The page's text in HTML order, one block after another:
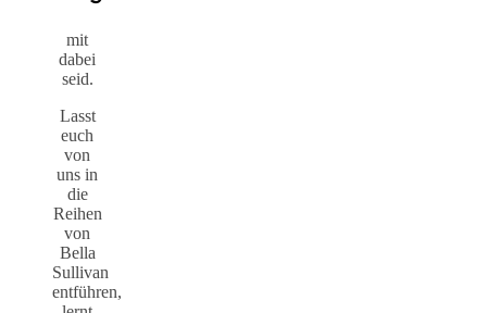
mit
dabei
seid.
Lasst
euch
von
uns in
die
Reihen
von
Bella
Sullivan
entführen,